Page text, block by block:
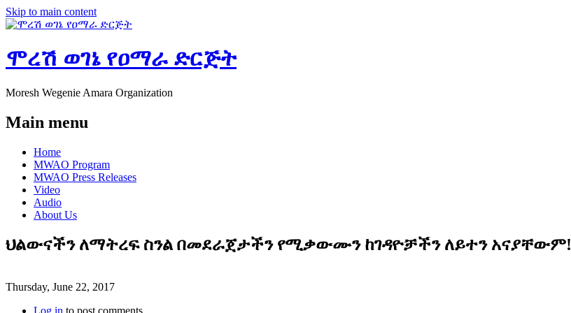
Skip to main content
ሞረሽ ወገኔ የዐማራ ድርጅት
Moresh Wegenie Amara Organization
Main menu
Home
MWAO Program
MWAO Press Releases
Video
Audio
About Us
ህልውናችን ለማትረፍ ስንል በመደራጀታችን የሚቃውሙን ከገዳዮቻችን ለይተን አናያቸውም!
Thursday, June 22, 2017
Log in to post comments